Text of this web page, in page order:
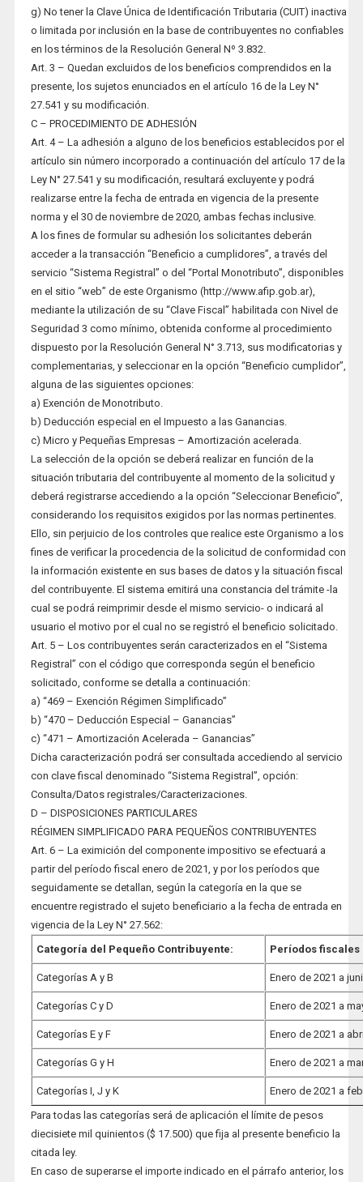
g) No tener la Clave Única de Identificación Tributaria (CUIT) inactiva
o limitada por inclusión en la base de contribuyentes no confiables
en los términos de la Resolución General Nº 3.832.
Art. 3 – Quedan excluidos de los beneficios comprendidos en la
presente, los sujetos enunciados en el artículo 16 de la Ley N°
27.541 y su modificación.
C – PROCEDIMIENTO DE ADHESIÓN
Art. 4 – La adhesión a alguno de los beneficios establecidos por el
artículo sin número incorporado a continuación del artículo 17 de la
Ley N° 27.541 y su modificación, resultará excluyente y podrá
realizarse entre la fecha de entrada en vigencia de la presente
norma y el 30 de noviembre de 2020, ambas fechas inclusive.
A los fines de formular su adhesión los solicitantes deberán
acceder a la transacción “Beneficio a cumplidores”, a través del
servicio “Sistema Registral” o del “Portal Monotributo”, disponibles
en el sitio “web” de este Organismo (http://www.afip.gob.ar),
mediante la utilización de su “Clave Fiscal” habilitada con Nivel de
Seguridad 3 como mínimo, obtenida conforme al procedimiento
dispuesto por la Resolución General N° 3.713, sus modificatorias y
complementarias, y seleccionar en la opción “Beneficio cumplidor”,
alguna de las siguientes opciones:
a) Exención de Monotributo.
b) Deducción especial en el Impuesto a las Ganancias.
c) Micro y Pequeñas Empresas – Amortización acelerada.
La selección de la opción se deberá realizar en función de la
situación tributaria del contribuyente al momento de la solicitud y
deberá registrarse accediendo a la opción “Seleccionar Beneficio”,
considerando los requisitos exigidos por las normas pertinentes.
Ello, sin perjuicio de los controles que realice este Organismo a los
fines de verificar la procedencia de la solicitud de conformidad con
la información existente en sus bases de datos y la situación fiscal
del contribuyente. El sistema emitirá una constancia del trámite -la
cual se podrá reimprimir desde el mismo servicio- o indicará al
usuario el motivo por el cual no se registró el beneficio solicitado.
Art. 5 – Los contribuyentes serán caracterizados en el “Sistema
Registral” con el código que corresponda según el beneficio
solicitado, conforme se detalla a continuación:
a) “469 – Exención Régimen Simplificado”
b) “470 – Deducción Especial – Ganancias”
c) “471 – Amortización Acelerada – Ganancias”
Dicha caracterización podrá ser consultada accediendo al servicio
con clave fiscal denominado “Sistema Registral”, opción:
Consulta/Datos registrales/Caracterizaciones.
D – DISPOSICIONES PARTICULARES
RÉGIMEN SIMPLIFICADO PARA PEQUEÑOS CONTRIBUYENTES
Art. 6 – La eximición del componente impositivo se efectuará a
partir del período fiscal enero de 2021, y por los períodos que
seguidamente se detallan, según la categoría en la que se
encuentre registrado el sujeto beneficiario a la fecha de entrada en
vigencia de la Ley N° 27.562:
Categoría del Pequeño Contribuyente:
Períodos fiscales
Categorías A y B Enero de 2021 a
Categorías C y D Enero de 2021 a
Categorías E y F Enero de 2021 a
Categorías G y H Enero de 2021 a
Categorías I, J y K
Enero de 2021 a
Para todas las categorías será de aplicación el límite de pesos
diecisiete mil quinientos ($ 17.500) que fija al presente beneficio la
citada ley.
En caso de superarse el importe indicado en el párrafo anterior, los